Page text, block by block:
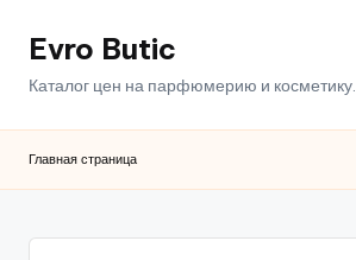
ПерейтиEvro Butic
Каталог цен на парфюмерию и косметику.
Главная страница